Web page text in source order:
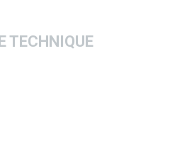
TECHNIQUE